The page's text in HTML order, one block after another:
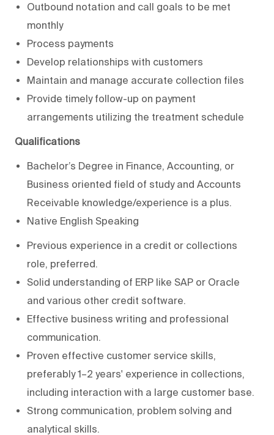
Outbound notation and call goals to be met
monthly
Process payments
Develop relationships with customers
Maintain and manage accurate collection files
Provide timely follow-up on payment
arrangements utilizing the treatment schedule
Qualifications
Bachelor’s Degree in Finance, Accounting, or
Business oriented field of study and Accounts
Receivable knowledge/experience is a plus.
Native English Speaking
Previous experience in a credit or collections
role, preferred.
Solid understanding of ERP like SAP or Oracle
and various other credit software.
Effective business writing and professional
communication.
Proven effective customer service skills,
preferably 1–2 years' experience in collections,
including interaction with a large customer base.
Strong communication, problem solving and
analytical skills.